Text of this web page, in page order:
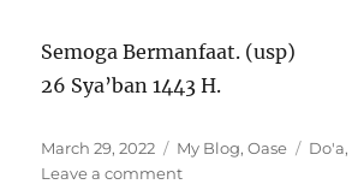
Semoga Bermanfaat. (usp)
26 Sya’ban 1443 H.
Posted
on
March 29, 2022 Categories
My Blog,Oase Tags
Do'a,
Leave a commenton